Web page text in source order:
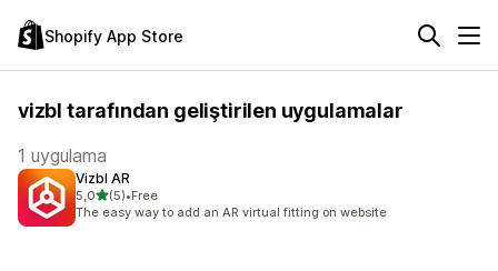
Shopify App Store
vizbl tarafından geliştirilen uygulamalar
1 uygulama
Vizbl AR
5,05 yıldız üzerinden
(5)
toplam 5 değerlendirme
•Free
The easy way to add an AR virtual fitting on website